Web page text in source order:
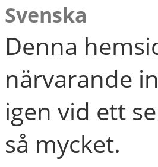
Svenska
Denna
närvarande
igen vid ett
så mycket.